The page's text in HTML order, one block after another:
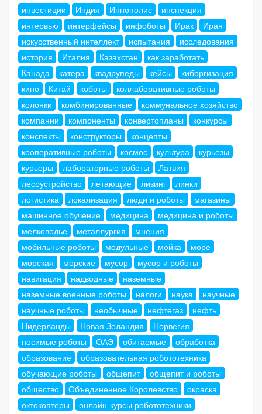
инвестиции
Индия Иннополис
инспекция
интервью
интерфейсы инфоботы Ирак
Иран
искусственный интеллект
испытания
исследования
история
Италия Казахстан
как заработать
Канада
катера квадрупеды кейсы
киборгизация
кино
Китай коботы
коллаборативные роботы
колонки
комбинированные
коммунальное хозяйство
компании
компоненты конвертопланы
конкурсы
конспекты
конструкторы
концепты
кооперативные роботы
космос культура
курьезы
курьеры
лабораторные роботы
Латвия
лесоустройство
летающие лизинг
линки
логистика
локализация люди и роботы
магазины
машинное обучение
медицина
медицина и роботы
мелководье
металлургия
мнения
мобильные роботы
модульные мойка
море
морская
морские мусор
мусор и роботы
навигация
надводные
наземные
наземные военные роботы
налоги наука
научные
научные роботы
необычные нефтегаз
нефть
Нидерланды
Новая Зеландия
Норвегия
носимые роботы
ОАЭ обитаемые
обработка
образование
образовательная робототехника
обучающие роботы
общепит
общепит и роботы
общество
Объединенное Королевство
окраска
октокоптеры
онлайн-курсы робототехники